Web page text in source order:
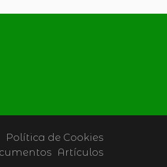
Política de Cookies
Artículos